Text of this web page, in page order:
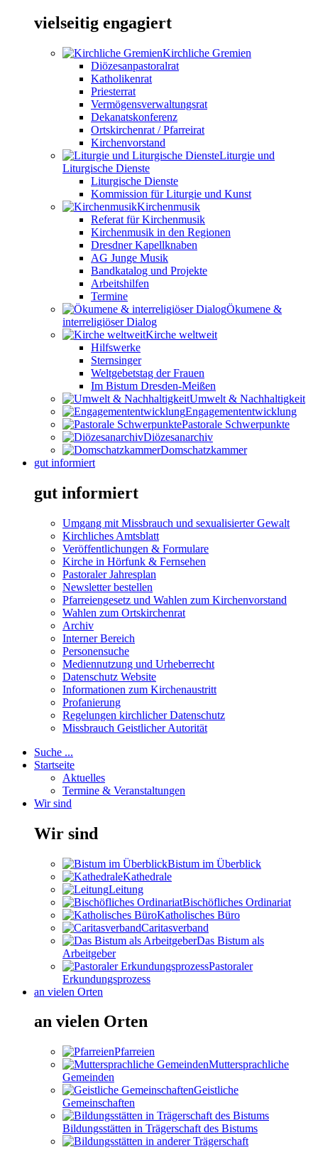
vielseitig engagiert
Kirchliche Gremien
Diözesanpastoralrat
Katholikenrat
Priesterrat
Vermögensverwaltungsrat
Dekanatskonferenz
Ortskirchenrat / Pfarreirat
Kirchenvorstand
Liturgie und
Liturgische Dienste
Liturgische Dienste
Kommission für Liturgie und Kunst
Kirchenmusik
Referat für Kirchenmusik
Kirchenmusik in den Regionen
Dresdner Kapellknaben
AG Junge Musik
Bandkatalog und Projekte
Arbeitshilfen
Termine
Ökumene &
interreligiöser Dialog
Kirche weltweit
Hilfswerke
Sternsinger
Weltgebetstag der Frauen
Im Bistum Dresden-Meißen
Umwelt & Nachhaltigkeit
Engagemententwicklung
Pastorale Schwerpunkte
Diözesanarchiv
Domschatzkammer
gut informiert
gut informiert
Umgang mit Missbrauch und sexualisierter Gewalt
Kirchliches Amtsblatt
Veröffentlichungen & Formulare
Kirche in Hörfunk & Fernsehen
Pastoraler Jahresplan
Newsletter bestellen
Pfarreiengesetz und Wahlen zum Kirchenvorstand
Wahlen zum Ortskirchenrat
Archiv
Interner Bereich
Personensuche
Mediennutzung und Urheberrecht
Datenschutz Website
Informationen zum Kirchenaustritt
Profanierung
Regelungen kirchlicher Datenschutz
Missbrauch Geistlicher Autorität
Suche ...
Startseite
Aktuelles
Termine & Veranstaltungen
Wir sind
Wir sind
Bistum im Überblick
Kathedrale
Leitung
Bischöfliches Ordinariat
Katholisches Büro
Caritasverband
Das Bistum als
Arbeitgeber
Pastoraler
Erkundungsprozess
an vielen Orten
an vielen Orten
Pfarreien
Muttersprachliche
Gemeinden
Geistliche
Gemeinschaften
Bildungsstätten in Trägerschaft des Bistums